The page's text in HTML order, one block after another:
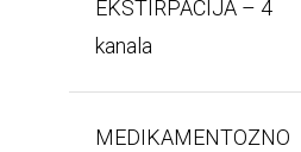
EKSTIRPACIJA – 4
kanala
MEDIKAMENTOZNO